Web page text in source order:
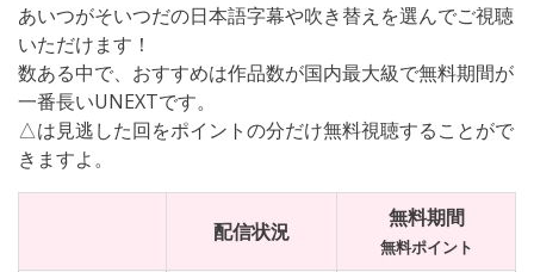
あいつがそいつだの日本語字幕や吹き替えを選んでご視聴
いただけます！
数ある中で、おすすめは作品数が国内最大級で無料期間が
一番長いUNEXTです。
△は見逃した回をポイントの分だけ無料視聴することがで
きますよ。
配信状況
無料期間
無料ポイント